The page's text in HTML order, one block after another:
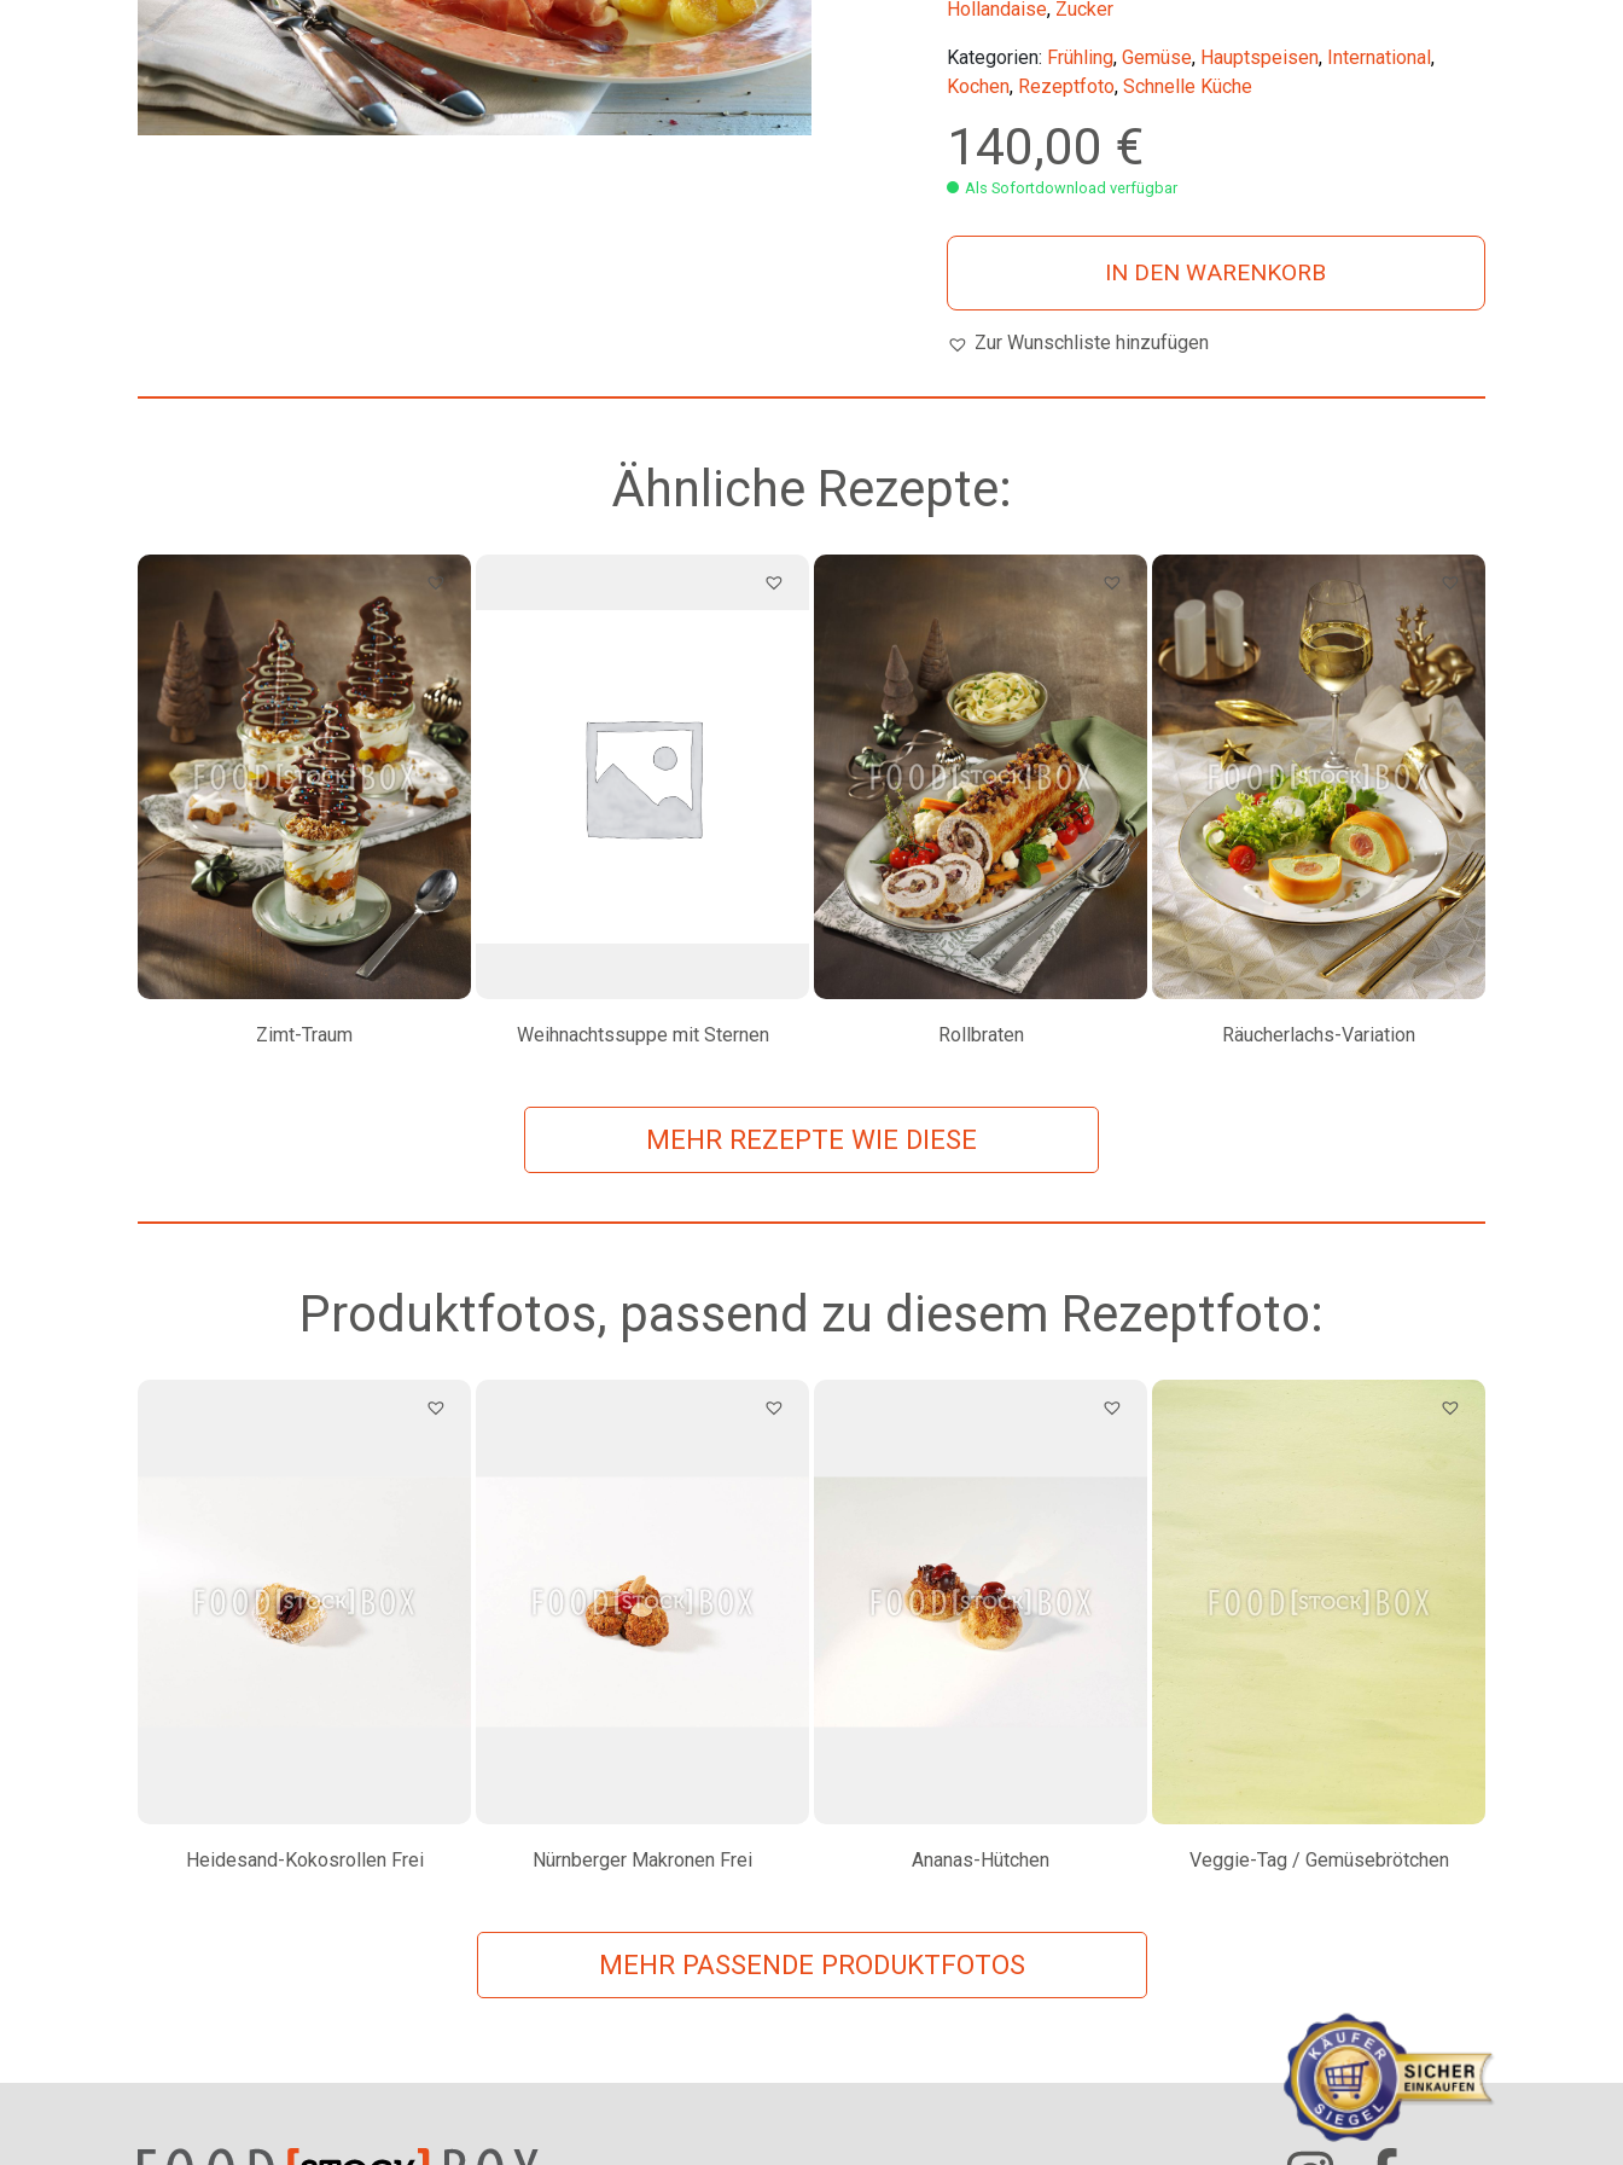
Hollandaise, Zucker
Kategorien: Frühling, Gemüse, Hauptspeisen, International ,
Kochen, Rezeptfoto, Schnelle Küche
140,00 €
Als Sofortdownload verfügbar
IN DEN WARENKORB
Zur Wunschliste hinzufügen
Ähnliche Rezepte:
Zimt-Traum Weihnachtssuppe mit Sternen Rollbraten Räucherlachs-Variation
MEHR REZEPTE WIE DIESE
Produktfotos, passend zu diesem Rezeptfoto:
Heidesand-Kokosrollen Frei Nürnberger Makronen Frei Ananas-Hütchen Veggie-Tag / Gemüsebrötchen
MEHR PASSENDE PRODUKTFOTOS